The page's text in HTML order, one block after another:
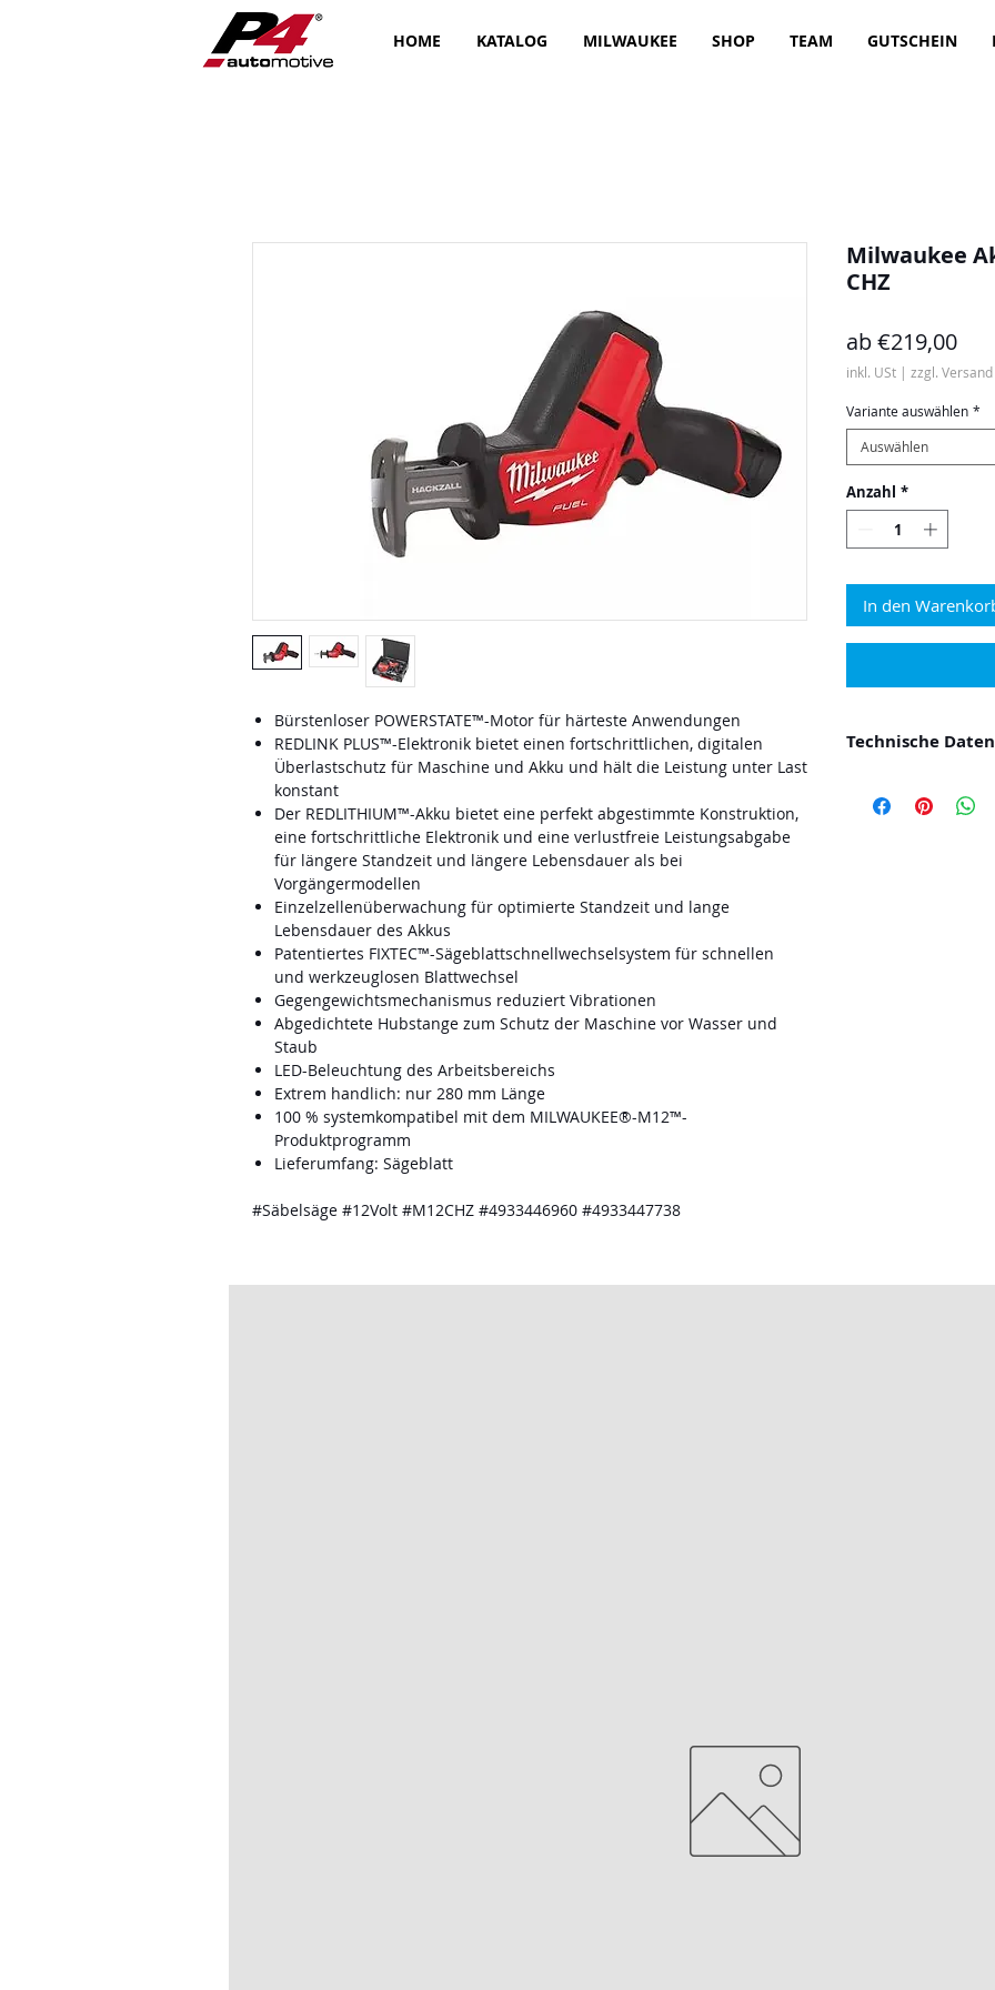
HOME KATALOG MILWAUKEE SHOP TEAM GUTSCHEIN
Bürstenloser POWERSTATE™-Motor für härteste Anwendungen
REDLINK PLUS™-Elektronik bietet einen fortschrittlichen, digitalen
Überlastschutz für Maschine und Akku und hält die Leistung unter Last
konstant
Der REDLITHIUM™-Akku bietet eine perfekt abgestimmte Konstruktion,
eine fortschrittliche Elektronik und eine verlustfreie Leistungsabgabe
für längere Standzeit und längere Lebensdauer als bei
Vorgängermodellen
Einzelzellenüberwachung für optimierte Standzeit und lange
Lebensdauer des Akkus
Patentiertes FIXTEC™-Sägeblattschnellwechselsystem für schnellen
und werkzeuglosen Blattwechsel
Gegengewichtsmechanismus reduziert Vibrationen
Abgedichtete Hubstange zum Schutz der Maschine vor Wasser und
Staub
LED-Beleuchtung des Arbeitsbereichs
Extrem handlich: nur 280 mm Länge
100 % systemkompatibel mit dem MILWAUKEE®-M12™-
Produktprogramm
Lieferumfang: Sägeblatt
#Säbelsäge #12Volt #M12CHZ #4933446960 #4933447738
Milwaukee
CHZ
ab€219,00Sale-
Preis
inkl. USt | zzgl. Versand
Variante auswählen *
Auswählen
Anzahl *
In den
Technische Daten
Hublänge (mm)